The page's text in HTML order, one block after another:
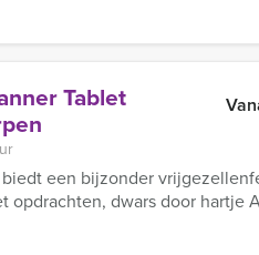
Tablet
een bijzonder
opdrachten, dwars door hartje